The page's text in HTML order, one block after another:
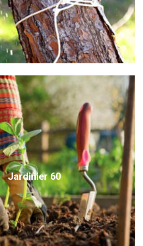
Jardinier 60